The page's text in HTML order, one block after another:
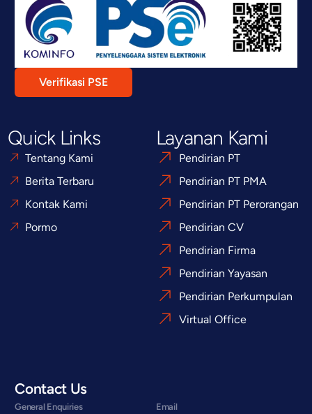
Verifikasi PSE
Quick Links
Tentang Kami
Berita Terbaru
Kontak Kami
Pormo
Layanan Kami
Pendirian PT
Pendirian PT PMA
Pendirian PT Perorangan
Pendirian CV
Pendirian Firma
Pendirian Yayasan
Pendirian Perkumpulan
Virtual Office
Contact Us
General Enquiries Email